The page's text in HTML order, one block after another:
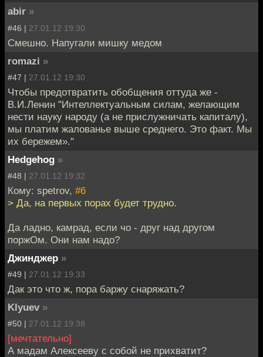
abir »
#46 | 27.01.12 19:30
Смешно. Напугали мишку медом
romazi »
#47 | 27.01.12 19:30
Чтобы предотвратить обобщения оттуда же -
В.И.Ленин "Интеллектуальным силам, желающим
нести науку народу (а не прислужничать капиталу),
мы платим жалованье выше среднего. Это факт. Мы
их бережем»."
Hedgehog »
#48 | 27.01.12 19:32
Кому: spetrov, #6
> Да, на первых порах будет трудно.
Да ладно, камрад, если чо - друг над другом
поржОм. Они нам надо?
Джинджер »
#49 | 27.01.12 19:33
Дак это что ж, пора баржу снаряжать?
Klyuev »
#50 | 27.01.12 19:38
[мечтательно]
А мадам Алексееву с собой не прихватит?